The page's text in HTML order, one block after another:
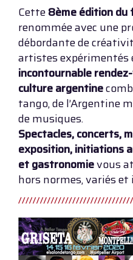
Cette8ème édition
renommée avec une
débordante de
artistes expérimentés
incontournable
culture argentine
tango, de l’Argentine
de musiques.
Spectacles, concerts,
exposition, initiations
et gastronomievous
hors normes, variés